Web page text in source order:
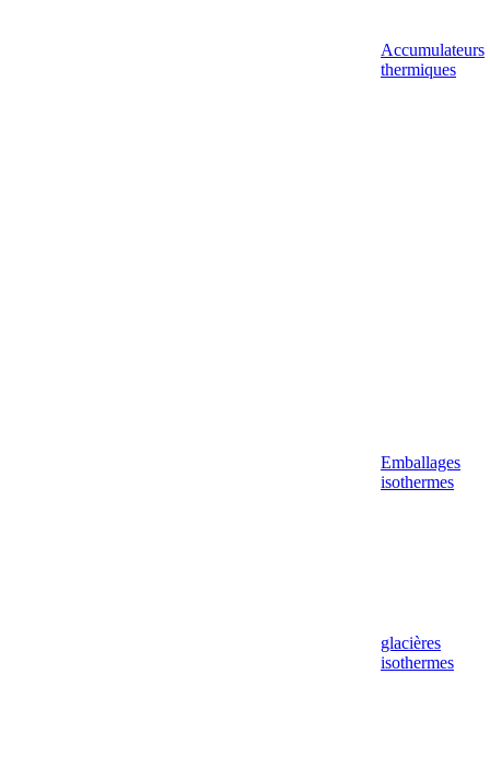
Accumulateurs
thermiques
Emballages
isothermes
glacières
isothermes